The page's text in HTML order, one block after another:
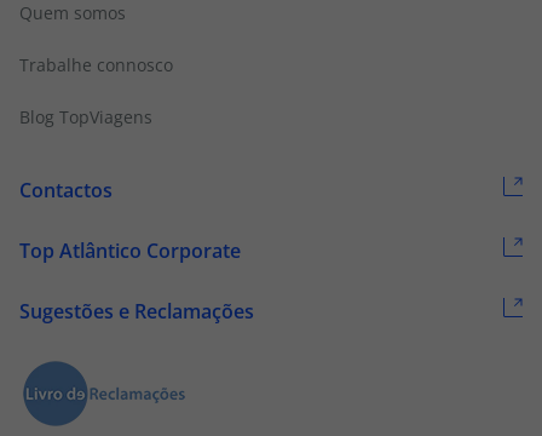
Quem somos
Trabalhe connosco
Blog TopViagens
Contactos
Top Atlântico Corporate
Sugestões e Reclamações